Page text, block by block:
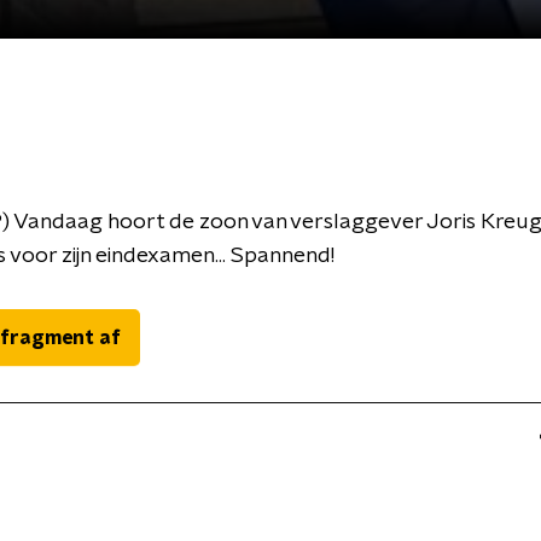
Vandaag hoort de zoon van verslaggever Joris
voor zijn eindexamen... Spannend!
fragment af